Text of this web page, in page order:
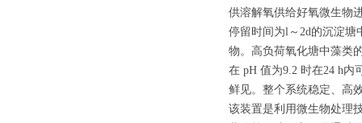
供溶解氧供给好氧微生物
停留时间为l～2d的沉淀塘
物。高负荷氧化塘中藻类
在 pH 值为9.2 时在24 h内
鲜见。整个系统稳定、高
该装置是利用微生物处理